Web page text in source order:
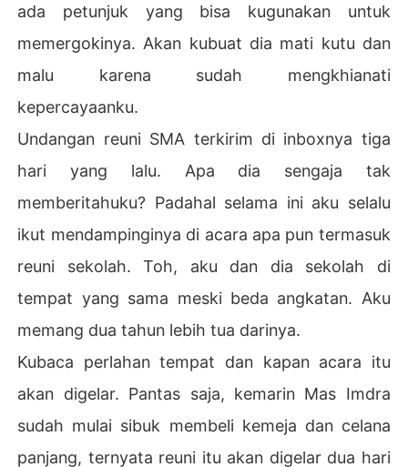
ada petunjuk yang bisa kugunakan untuk
memergokinya. Akan kubuat dia mati kutu dan
malu karena sudah mengkhianati
kepercayaanku.
Undangan reuni SMA terkirim di inboxnya tiga
hari yang lalu. Apa dia sengaja tak
memberitahuku? Padahal selama ini aku selalu
ikut mendampinginya di acara apa pun termasuk
reuni sekolah. Toh, aku dan dia sekolah di
tempat yang sama meski beda angkatan. Aku
memang dua tahun lebih tua darinya.
Kubaca perlahan tempat dan kapan acara itu
akan digelar. Pantas saja, kemarin Mas Imdra
sudah mulai sibuk membeli kemeja dan celana
panjang, ternyata reuni itu akan digelar dua hari